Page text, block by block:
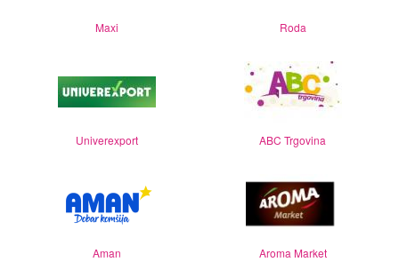
Maxi Roda
Univerexport ABC Trgovina
Aman Aroma Market